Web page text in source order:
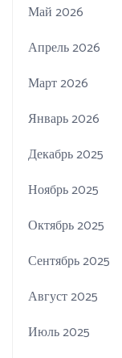
Май 2026
Апрель 2026
Март 2026
Январь 2026
Декабрь 2025
Ноябрь 2025
Октябрь 2025
Сентябрь 2025
Август 2025
Июль 2025